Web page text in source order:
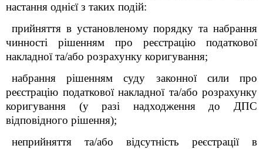
настання однієї з таких подій:
прийняття в установленому порядку та набрання
чинності рішенням про реєстрацію податкової
накладної та/або розрахунку коригування;
набрання рішенням суду законної сили про
реєстрацію податкової накладної та/або розрахунку
коригування (у разі надходження до ДПС
відповідного рішення);
неприйняття та/або відсутність реєстрації в